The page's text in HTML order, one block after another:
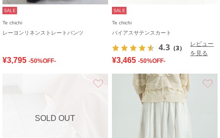
SALE
Te chichi
レーヨンリネンストレートパンツ
¥3,795 -50%OFF-
SALE
Te chichi
バイアスサテンスカート
4.3 （3）
レビュー
を見る
¥3,465 -50%OFF-
SOLD OUT
お気に入り